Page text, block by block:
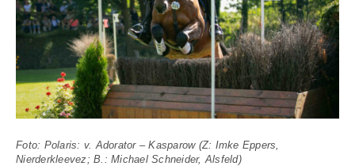
Foto: Polaris: v. Adorator – Kasparow (Z: Imke Eppers,
Nierderkleevez; B.: Michael Schneider, Alsfeld)